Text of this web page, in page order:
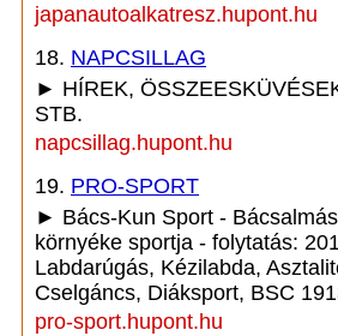
japanautoalkatresz.hupont.hu
18. NAPCSILLAG
► HÍREK,
STB.
napcsillag.hupont.hu
19. PRO-SPORT
► Bács-Kun Sport -
környéke sportja - folytatás:
Labdarúgás, Kézilabda,
Cselgáncs, Diáksport, BSC
pro-sport.hupont.hu